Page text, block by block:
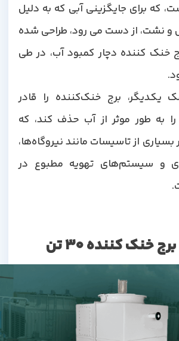
برای جایگزینی آبی که به دلیل
نشت، از دست می رود، طراحی شده
کننده دچار کمبود آب، در طی
برج خنک‌کننده را قادر
به طور موثر از آب حذف کند، که
از تاسیسات مانند نیروگاه‌ها،
سیستم‌های تهویه مطبوع در
کننده 30 تن